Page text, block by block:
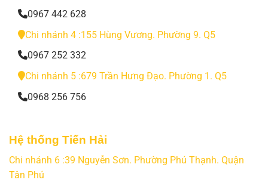
0967 442 628
Chi nhánh 4 :155 Hùng Vương. Phường 9. Q5
0967 252 332
Chi nhánh 5 :679 Trần Hưng Đạo. Phường 1. Q5
0968 256 756
Hệ thống Tiến Hải
Chi nhánh 6 :39 Nguyễn Sơn. Phường Phú Thạnh. Quận
Tân Phú